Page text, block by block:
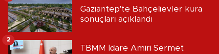
Gaziantep'te Bahçelievler kura
sonuçları açıklandı
TBMM İdare Amiri Sermet
2